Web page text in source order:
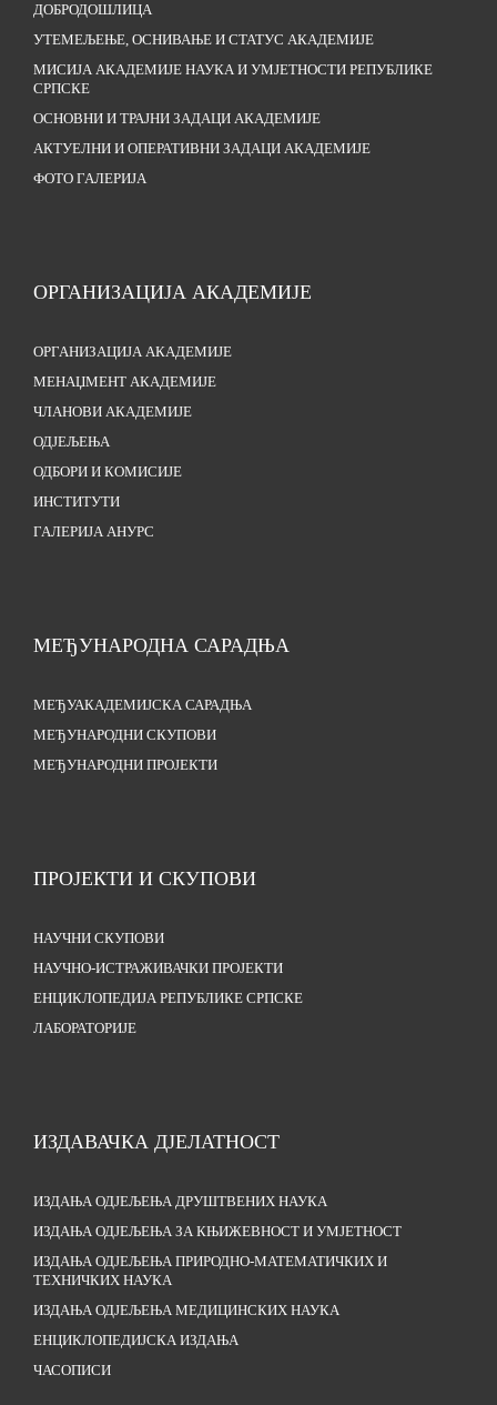
ДОБРОДОШЛИЦА
УТЕМЕЉЕЊЕ, ОСНИВАЊЕ И СТАТУС АКАДЕМИЈЕ
МИСИЈА АКАДЕМИЈЕ НАУКА И УМЈЕТНОСТИ РЕПУБЛИКЕ
СРПСКЕ
ОСНОВНИ И ТРАЈНИ ЗАДАЦИ АКАДЕМИЈЕ
АКТУЕЛНИ И ОПЕРАТИВНИ ЗАДАЦИ АКАДЕМИЈЕ
ФОТО ГАЛЕРИЈА
ОРГАНИЗАЦИЈА АКАДЕМИЈЕ
ОРГАНИЗАЦИЈА АКАДЕМИЈЕ
МЕНАЏМЕНТ АКАДЕМИЈЕ
ЧЛАНОВИ АКАДЕМИЈЕ
ОДЈЕЉЕЊА
ОДБОРИ И КОМИСИЈЕ
ИНСТИТУТИ
ГАЛЕРИЈА АНУРС
МЕЂУНАРОДНА САРАДЊА
МЕЂУАКАДЕМИЈСКА САРАДЊА
МЕЂУНАРОДНИ СКУПОВИ
МЕЂУНАРОДНИ ПРОЈЕКТИ
ПРОЈЕКТИ И СКУПОВИ
НАУЧНИ СКУПОВИ
НАУЧНО-ИСТРАЖИВАЧКИ ПРОЈЕКТИ
ЕНЦИКЛОПЕДИЈА РЕПУБЛИКЕ СРПСКЕ
ЛАБОРАТОРИЈЕ
ИЗДАВАЧКА ДЈЕЛАТНОСТ
ИЗДАЊА ОДЈЕЉЕЊА ДРУШТВЕНИХ НАУКА
ИЗДАЊА ОДЈЕЉЕЊА ЗА КЊИЖЕВНОСТ И УМЈЕТНОСТ
ИЗДАЊА ОДЈЕЉЕЊА ПРИРОДНО-МАТЕМАТИЧКИХ И
ТЕХНИЧКИХ НАУКА
ИЗДАЊА ОДЈЕЉЕЊА МЕДИЦИНСКИХ НАУКА
ЕНЦИКЛОПЕДИЈСКА ИЗДАЊА
ЧАСОПИСИ